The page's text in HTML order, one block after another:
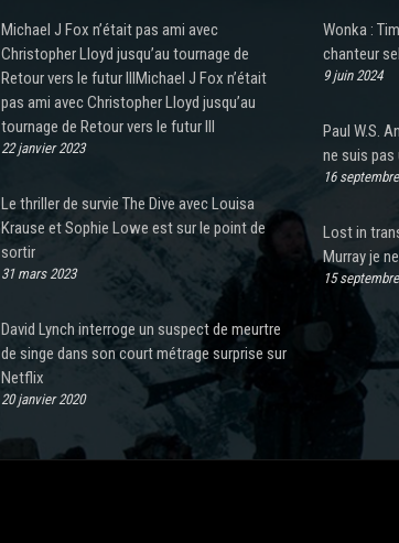
Michael J Fox n’était pas ami avec
Christopher Lloyd jusqu’au tournage de
Retour vers le futur IIIMichael J Fox n’était
pas ami avec Christopher Lloyd jusqu’au
tournage de Retour vers le futur III
22 janvier 2023
Le thriller de survie The Dive avec Louisa
Krause et Sophie Lowe est sur le point de
sortir
31 mars 2023
David Lynch interroge un suspect de meurtre
de singe dans son court métrage surprise sur
Netflix
20 janvier 2020
Wonka :
chanteur
9 juin 2024
Paul W.S.
ne suis pas
16
Lost in
Murray je
15